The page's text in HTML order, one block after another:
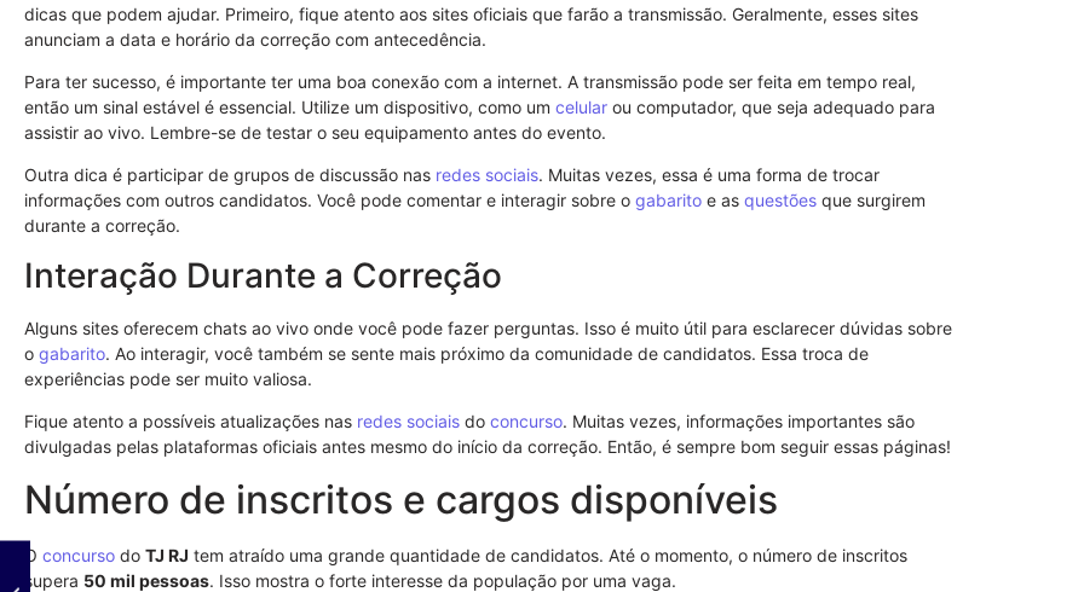
dicas que podem ajudar. Primeiro, fique atento aos sites oficiais que farão a transmissão. Geralmente, esses sites
anunciam a data e horário da correção com antecedência.
Para ter sucesso, é importante ter uma boa conexão com a internet. A transmissão pode ser feita em tempo real,
então um sinal estável é essencial. Utilize um dispositivo, como um celular ou computador, que seja adequado para
assistir ao vivo. Lembre-se de testar o seu equipamento antes do evento.
Outra dica é participar de grupos de discussão nas redes sociais. Muitas vezes, essa é uma forma de trocar
informações com outros candidatos. Você pode comentar e interagir sobre o gabarito e as questões que surgirem
durante a correção.
Interação Durante a Correção
Alguns sites oferecem chats ao vivo onde você pode fazer perguntas. Isso é muito útil para esclarecer dúvidas sobre
o gabarito. Ao interagir, você também se sente mais próximo da comunidade de candidatos. Essa troca de
experiências pode ser muito valiosa.
Fique atento a possíveis atualizações nas redes sociais do concurso. Muitas vezes, informações importantes são
divulgadas pelas plataformas oficiais antes mesmo do início da correção. Então, é sempre bom seguir essas páginas!
Número de inscritos e cargos disponíveis
O concurso do TJ RJ tem atraído uma grande quantidade de candidatos. Até o momento, o número de inscritos
supera 50 mil pessoas. Isso mostra o forte interesse da população por uma vaga.